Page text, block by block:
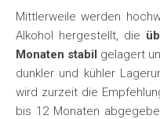
Mittlerweile werden
Alkohol hergestellt, die
Monaten stabil gelagert
dunkler und kühler
wird zurzeit die
bis 12 Monaten